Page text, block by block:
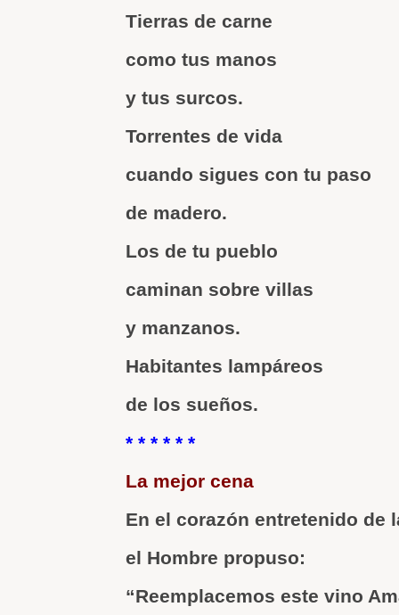
Tierras de carne
como tus manos
y tus surcos.
Torrentes de vida
cuando sigues con tu paso
de madero.
Los de tu pueblo
caminan sobre villas
y manzanos.
Habitantes lampáreos
de los sueños.
* * * * * *
La mejor cena
En el corazón entretenido de
el Hombre propuso:
“Reemplacemos este vino